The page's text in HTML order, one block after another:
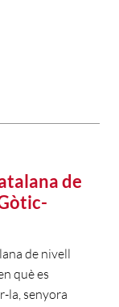
de
de nivell
què es
la, senyora